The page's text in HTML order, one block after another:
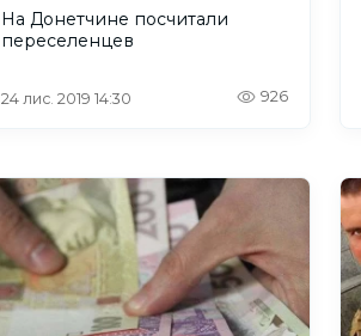
На Донетчине посчитали
переселенцев
24 лис. 2019 14:30 926